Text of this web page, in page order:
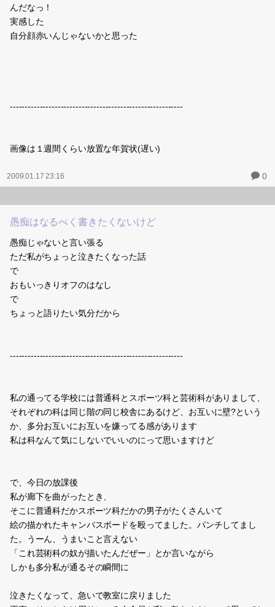
んだなっ！
実感した
自分顔赤いんじゃないかと思った
----------------------------------------------------------
画像は１週間くらい放置な年賀状(遅い)
2009.01.17 23:16 0
愚痴はなるべく書きたくないけど
愚痴じゃないと言い張る
ただ私がちょっと泣きたくなった話
で
おもいっきりオフのはなし
で
ちょっと語りたい気分だから
----------------------------------------------------------
私の通ってる学校には普通科とスポーツ科と芸術科がありまして、
それぞれの科は同じ階の同じ校舎にあるけど、お互いに壁?という
か、多分お互いにお互いを嫌ってる感があります
私は科なんて気にしないでいいのにって思いますけど
で、今日の放課後
私が廊下を曲がったとき、
そこに普通科だかスポーツ科だかの男子がたくさんいて
絵の描かれたキャンバスボードを殴ってました。パンチしてまし
た。うーん、うまいこと言えない
「これ芸術科の奴が描いたんだぜー」とか言いながら
しかも多分私が通るその瞬間に
泣きたくなって、急いで教室に戻りました